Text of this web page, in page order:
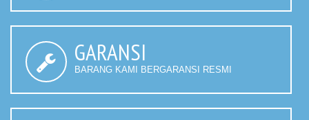
GARANSI
BARANG KAMI BERGARANSI RESMI